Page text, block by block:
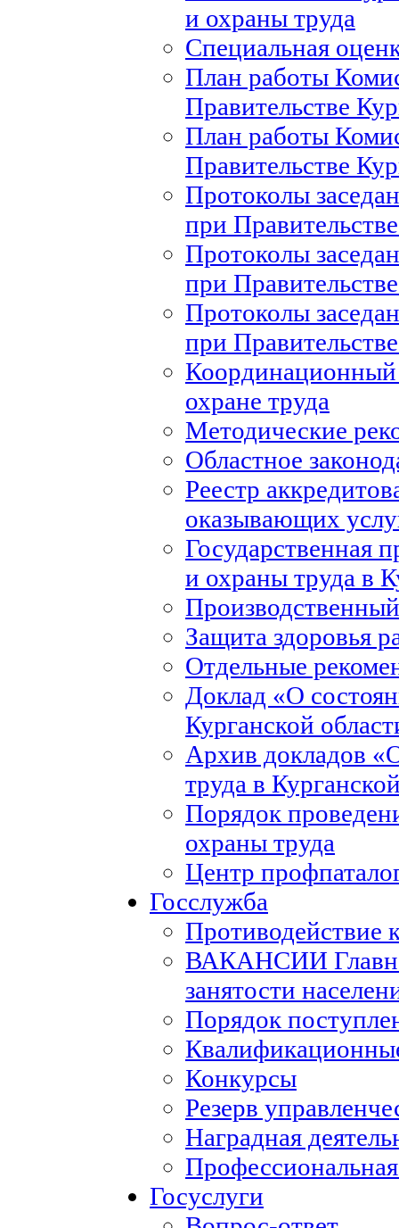
и охраны труда
Специальная
План работы
Правительстве
План работы
Правительстве
Протоколы
при
Протоколы
при
Протоколы
при
Координационный
охране труда
Методические
Областное
Реестр
оказывающих
Государственная
и охраны труда в
Защита здоровья
Отдельные
Доклад «О
Курганской
Архив докладов
труда в
Порядок
охраны труда
Центр
Госслужба
Противодействие
ВАКАНСИИ
занятости
Порядок
Конкурсы
Резерв
Наградная
Госуслуги